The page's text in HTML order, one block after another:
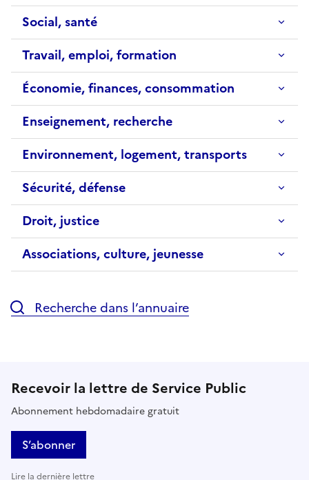
Social, santé
Travail, emploi, formation
Économie, finances, consommation
Enseignement, recherche
Environnement, logement, transports
Sécurité, défense
Droit, justice
Associations, culture, jeunesse
Recherche dans l’annuaire
Recevoir la lettre de Service Public
Abonnement hebdomadaire gratuit
S’abonner
Lire la dernière lettre